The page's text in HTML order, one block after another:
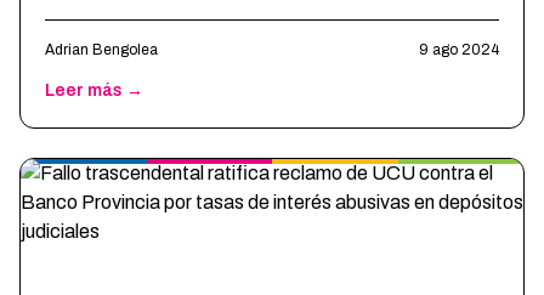
Adrian Bengolea 9 ago 2024
Leer más →